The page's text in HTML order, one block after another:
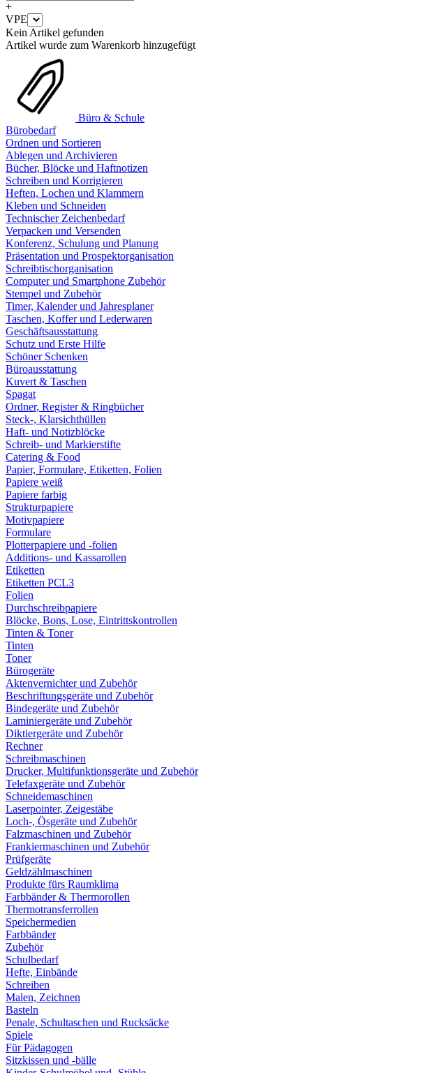
+
VPE
Kein Artikel gefunden
Artikel wurde zum Warenkorb hinzugefügt
Büro & Schule
Bürobedarf
Ordnen und Sortieren
Ablegen und Archivieren
Bücher, Blöcke und Haftnotizen
Schreiben und Korrigieren
Heften, Lochen und Klammern
Kleben und Schneiden
Technischer Zeichenbedarf
Verpacken und Versenden
Konferenz, Schulung und Planung
Präsentation und Prospektorganisation
Schreibtischorganisation
Computer und Smartphone Zubehör
Stempel und Zubehör
Timer, Kalender und Jahresplaner
Taschen, Koffer und Lederwaren
Geschäftsausstattung
Schutz und Erste Hilfe
Schöner Schenken
Büroausstattung
Kuvert & Taschen
Spagat
Ordner, Register & Ringbücher
Steck-, Klarsichthüllen
Haft- und Notizblöcke
Schreib- und Markierstifte
Catering & Food
Papier, Formulare, Etiketten, Folien
Papiere weiß
Papiere farbig
Strukturpapiere
Motivpapiere
Formulare
Plotterpapiere und -folien
Additions- und Kassarollen
Etiketten
Etiketten PCL3
Folien
Durchschreibpapiere
Blöcke, Bons, Lose, Eintrittskontrollen
Tinten & Toner
Tinten
Toner
Bürogeräte
Aktenvernichter und Zubehör
Beschriftungsgeräte und Zubehör
Bindegeräte und Zubehör
Laminiergeräte und Zubehör
Diktiergeräte und Zubehör
Rechner
Schreibmaschinen
Drucker, Multifunktionsgeräte und Zubehör
Telefaxgeräte und Zubehör
Schneidemaschinen
Laserpointer, Zeigestäbe
Loch-, Ösgeräte und Zubehör
Falzmaschinen und Zubehör
Frankiermaschinen und Zubehör
Prüfgeräte
Geldzählmaschinen
Produkte fürs Raumklima
Farbbänder & Thermorollen
Thermotransferrollen
Speichermedien
Farbbänder
Zubehör
Schulbedarf
Hefte, Einbände
Schreiben
Malen, Zeichnen
Basteln
Penale, Schultaschen und Rucksäcke
Spiele
Für Pädagogen
Sitzkissen und -bälle